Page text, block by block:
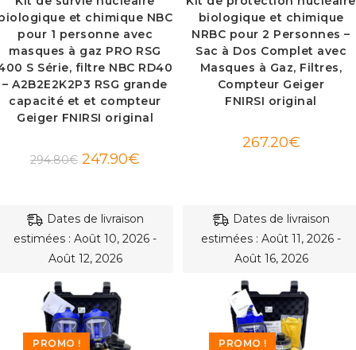
et chimique NBC
pour 1 personne avec
masques à gaz PRO RSG
S Série, filtre NBC RD40
– A2B2E2K2P3 RSG grande
capacité et et compteur
Geiger FNIRSI original
294.80€ Le
prix
247.90€
biologique et chimique
NRBC pour 2 Personnes –
Sac à Dos Complet avec
Masques à Gaz, Filtres,
Compteur Geiger
FNIRSI original
267.20€
Dates de livraison
estimées : Août 10, 2026 -
Août 12, 2026
PROMO !
Dates de livraison
estimées : Août 11, 2026 -
Août 16, 2026
PROMO !